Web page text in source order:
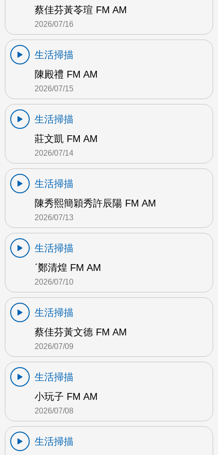
蔡佳芬黃苓瑄 FM AM
2026/07/16
生活掃描
陳殿禮 FM AM
2026/07/15
生活掃描
莊文凱 FM AM
2026/07/14
生活掃描
陳秀熙簡穎秀許辰陽 FM AM
2026/07/13
生活掃描
ˊ鄭清煌 FM AM
2026/07/10
生活掃描
蔡佳芬黃文德 FM AM
2026/07/09
生活掃描
小玩子 FM AM
2026/07/08
生活掃描